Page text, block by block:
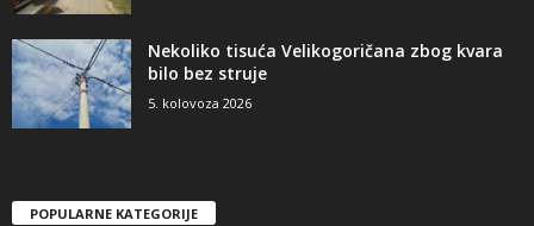
Nekoliko tisuća Velikogoričana zbog kvara
bilo bez struje
5. kolovoza 2026
POPULARNE KATEGORIJE